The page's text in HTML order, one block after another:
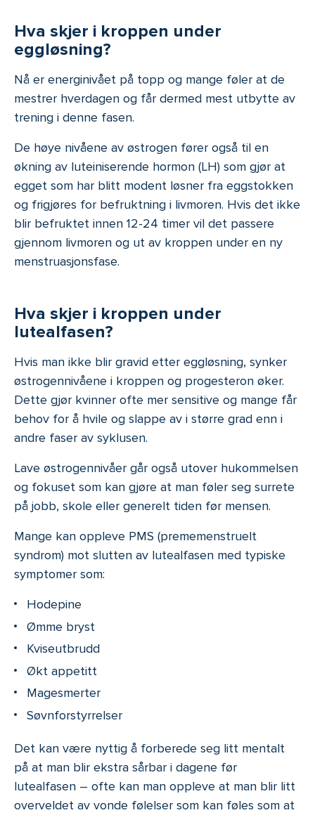
Hva skjer i kroppen under
eggløsning?
Nå er energinivået på topp og mange føler at de
mestrer hverdagen og får dermed mest utbytte av
trening i denne fasen.
De høye nivåene av østrogen fører også til en
økning av luteiniserende hormon (LH) som gjør at
egget som har blitt modent løsner fra eggstokken
og frigjøres for befruktning i livmoren. Hvis det ikke
blir befruktet innen 12-24 timer vil det passere
gjennom livmoren og ut av kroppen under en ny
menstruasjonsfase.
Hva skjer i kroppen under
lutealfasen?
Hvis man ikke blir gravid etter eggløsning, synker
østrogennivåene i kroppen og progesteron øker.
Dette gjør kvinner ofte mer sensitive og mange får
behov for å hvile og slappe av i større grad enn i
andre faser av syklusen.
Lave østrogennivåer går også utover hukommelsen
og fokuset som kan gjøre at man føler seg surrete
på jobb, skole eller generelt tiden før mensen.
Mange kan oppleve PMS (prememenstruelt
syndrom) mot slutten av lutealfasen med typiske
symptomer som:
Hodepine
Ømme bryst
Kviseutbrudd
Økt appetitt
Magesmerter
Søvnforstyrrelser
Det kan være nyttig å forberede seg litt mentalt
på at man blir ekstra sårbar i dagene før
lutealfasen – ofte kan man oppleve at man blir litt
overveldet av vonde følelser som kan føles som at